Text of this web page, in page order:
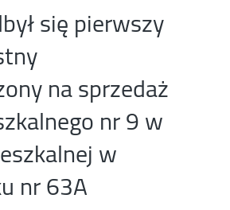
się pierwszy
na sprzedaż
nr 9 w
w
nr 63A